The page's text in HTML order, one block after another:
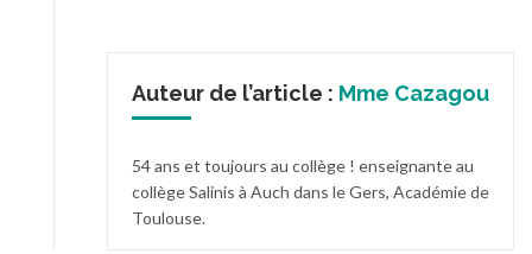
Auteur de l’article : Mme Cazagou
54 ans et toujours au collège ! enseignante au
collège Salinis à Auch dans le Gers, Académie de
Toulouse.